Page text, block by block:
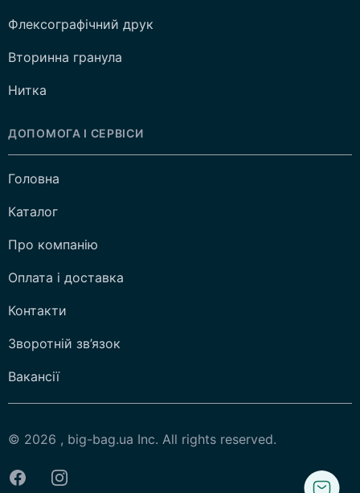
Флексографічний друк
Вторинна гранула
Нитка
ДОПОМОГА І СЕРВІСИ
Головна
Каталог
Про компанію
Оплата і доставка
Контакти
Зворотній зв’язок
Вакансії
© 2026 , big-bag.ua Inc. All rights reserved.